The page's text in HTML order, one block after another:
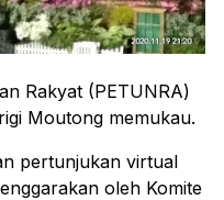
Rakyat (PETUNRA)
Moutong memukau.
pertunjukan virtual
oleh Komite